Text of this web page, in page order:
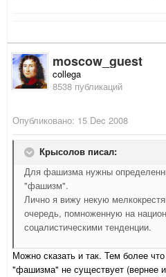
moscow_guest
collega
8538 публикаций
Опубликовано: 15 Dec 2008
Крысолов писал:
Для фашизма нужны
"фашизм".
Лично я вижу некую
очередь, помноженную на
соцалистическими тенденции.
Можно сказать и так. Тем более
"фашизма" не существует (вернее